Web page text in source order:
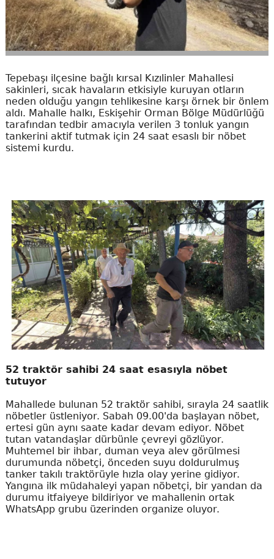
Tepebaşı ilçesine bağlı kırsal Kızılinler Mahallesi
sakinleri, sıcak havaların etkisiyle kuruyan otların
neden olduğu yangın tehlikesine karşı örnek bir önlem
aldı. Mahalle halkı, Eskişehir Orman Bölge Müdürlüğü
tarafından tedbir amacıyla verilen 3 tonluk yangın
tankerini aktif tutmak için 24 saat esaslı bir nöbet
sistemi kurdu.
52 traktör sahibi 24 saat esasıyla nöbet
tutuyor
Mahallede bulunan 52 traktör sahibi, sırayla 24 saatlik
nöbetler üstleniyor. Sabah 09.00'da başlayan nöbet,
ertesi gün aynı saate kadar devam ediyor. Nöbet
tutan vatandaşlar dürbünle çevreyi gözlüyor.
Muhtemel bir ihbar, duman veya alev görülmesi
durumunda nöbetçi, önceden suyu doldurulmuş
tanker takılı traktörüyle hızla olay yerine gidiyor.
Yangına ilk müdahaleyi yapan nöbetçi, bir yandan da
durumu itfaiyeye bildiriyor ve mahallenin ortak
WhatsApp grubu üzerinden organize oluyor.